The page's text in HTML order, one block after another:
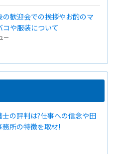
の歓迎会での挨拶やお酌のマ
コや服装について
ー
の評判は?仕事への信念や田
務所の特徴を取材!